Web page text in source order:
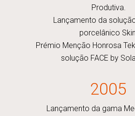
Produtiva.
Lançamento da
porcelânico
Prémio Menção Honrosa
solução FACE by
2005
Lançamento da gama